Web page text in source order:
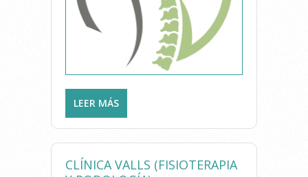
LEER MÁS
OSTEOPATÍA RAFA SANGIL
CLÍNICA VALLS (FISIOTERAPIA